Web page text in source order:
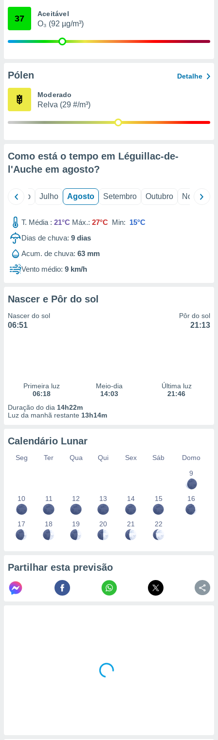
através
estudos
1199
37 Aceitável
O₃ (92 µg/m³)
Pólen Detalhe
Moderado
Relva (29 #/m³)
Como está o tempo em Léguillac-de-
l'Auche em agosto?
Junho Julho Agosto Setembro Outubro Novembro
T. Média : 21°C Máx.: 27°C Min: 15°C
Dias de chuva: 9 dias
Acum. de chuva: 63 mm
Vento médio: 9 km/h
Nascer e Pôr do sol
Nascer do sol
06:51
Pôr do sol
21:13
Primeira luz
06:18
Meio-dia
14:03
Última luz
21:46
Duração do dia 14h22m
Luz da manhã restante 13h14m
Calendário Lunar
Seg Ter Qua Qui Sex Sáb
Domo
9
10 11 12 13 14 15 16
17 18 19 20 21 22
Partilhar esta previsão